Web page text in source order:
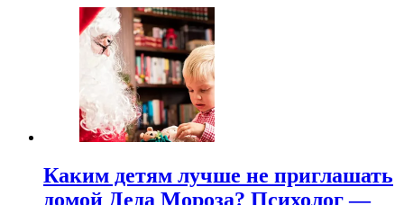
Каким детям лучше не приглашать
домой Деда Мороза? Психолог —